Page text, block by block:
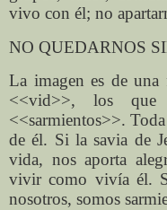
vivo con él; no
NO QUEDARNOS
La imagen es de una
<<vid>>, los
<<sarmientos>>.
de él. Si la savia de
vida, nos aporta
vivir como vivía él.
nosotros, somos